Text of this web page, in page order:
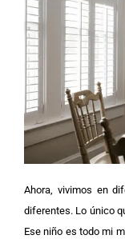
Ahora, vivimos en
diferentes. Lo único
Ese niño es todo mi